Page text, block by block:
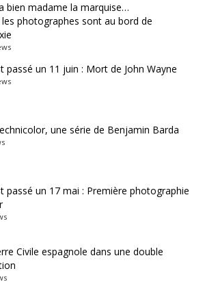
bien madame la marquise…
photographes sont au bord de
passé un 11 juin : Mort de John Wayne
une série de Benjamin Barda
passé un 17 mai : Première photographie
Civile espagnole dans une double